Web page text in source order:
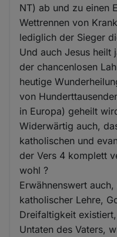
NT) ab und zu einen
Wettrennen von
lediglich der Sieger
Und auch Jesus heilt
der chancenlosen
heutige
von
in Europa) geheilt
Widerwärtig auch,
katholischen und
der Vers 4 komplett
wohl ?
Erwähnenswert
katholischer Lehre,
Dreifaltigkeit
Untaten des Vaters,